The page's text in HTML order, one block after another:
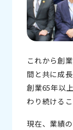
これから創
間と共に成
創業65年以
わり続ける
現在、業績の